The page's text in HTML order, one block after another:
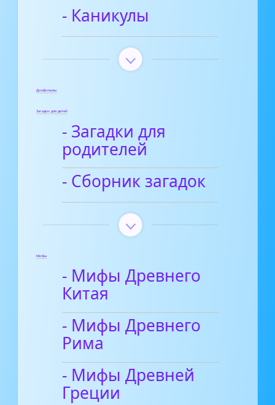
- Каникулы
Диафильмы
Загадки для детей
- Загадки для
родителей
- Сборник загадок
Мифы
- Мифы Древнего
Китая
- Мифы Древнего
Рима
- Мифы Древней
Греции